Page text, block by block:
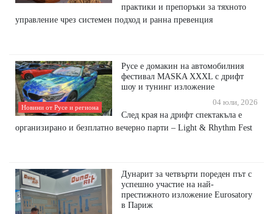
практики и препоръки за тяхното
управление чрез системен подход и ранна превенция
Новини от Русе и региона
Русе е домакин на автомобилния
фестивал MASKA XXXL с дрифт
шоу и тунинг изложение
04 юли, 2026
След края на дрифт спектакъла е
организирано и безплатно вечерно парти – Light & Rhythm Fest
Дунарит за четвърти пореден път с
успешно участие на най-
престижното изложение Eurosatory
в Париж